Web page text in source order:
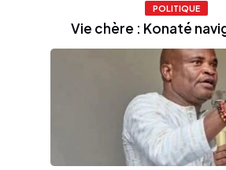
POLITIQUE
Vie chère : Konaté